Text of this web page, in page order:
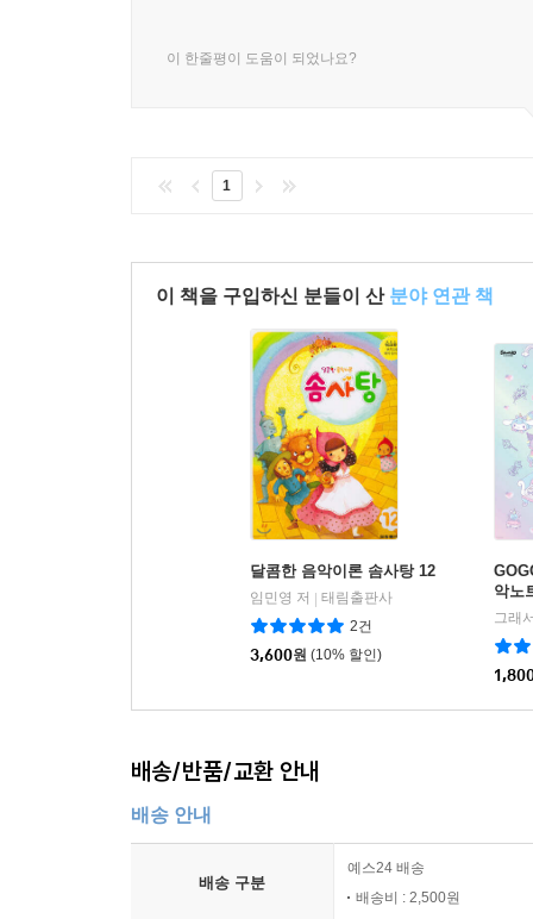
이 한줄평이 도움이 되었나요?
1
이 책을 구입하신 분들이 산 분야 연관 책
달콤한 음악이론 솜사탕 12
임민영 저
태림출판사
2건
3,600원 (10% 할인)
악노
배송/반품/교환 안내
배송 안내
배송 구분
예스24 배송
배송비 : 2,500원